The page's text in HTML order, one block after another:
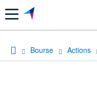
Menu
Bourse Actions